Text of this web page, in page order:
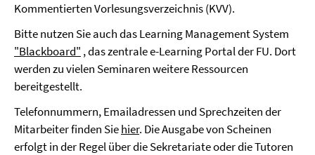
Kommentierten Vorlesungsverzeichnis (KVV).
Bitte nutzen Sie auch das Learning Management System
"Blackboard" , das zentrale e-Learning Portal der FU. Dort
werden zu vielen Seminaren weitere Ressourcen
bereitgestellt.
Telefonnummern, Emailadressen und Sprechzeiten der
Mitarbeiter finden Siehier. Die Ausgabe von Scheinen
erfolgt in der Regel über die Sekretariate oder die Tutoren